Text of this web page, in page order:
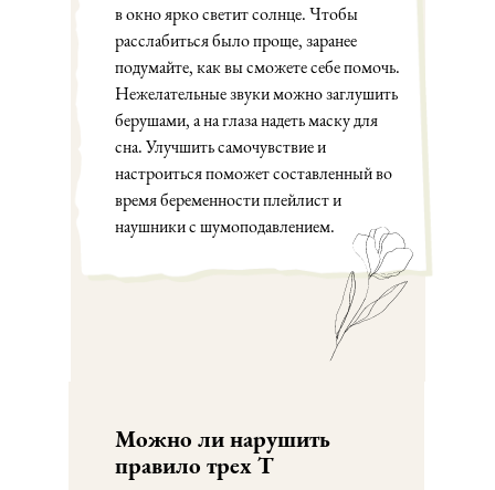
в окно ярко светит солнце. Чтобы
расслабиться было проще, заранее
подумайте, как вы сможете себе помочь.
Нежелательные звуки можно заглушить
берушами, а на глаза надеть маску для
сна. Улучшить самочувствие и
настроиться поможет составленный во
время беременности плейлист и
наушники с шумоподавлением.
Можно ли нарушить
правило трех Т